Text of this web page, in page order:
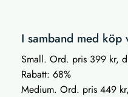
I samband med
Small. Ord. pris 399 kr,
Rabatt: 68%
Medium. Ord. pris 449